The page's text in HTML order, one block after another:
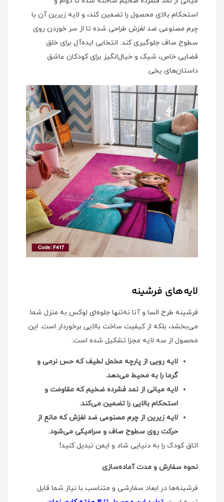
استحکام بالای محصول را تضمین کند، و لایه زیرین آن با
چرم مصنوعی ضد لغزش طراحی شده تا از سر خوردن روی
سطوح صاف جلوگیری کند. انتخابی ایده‌آل برای خلق
فضایی خاص، شیک و خیال‌انگیز برای کودکان عاشق
داستان‌های یخی.
لایه‌های فرشینه
فرشینه طرح السا و آنا نه‌تنها جلوه‌ای لوکس به منزل شما
می‌بخشد، بلکه از کیفیت ساخت بالایی برخوردار است. این
محصول از سه لایه مجزا تشکیل شده است:
لایه رویی از پارچه مخمل لطیف که حس نرمی و
گرما را به محیط می‌دهد.
لایه میانی از نمد فشرده ضخیم که مقاومت و
استحکام بالایی را تضمین می‌کند.
لایه زیرین از چرم مصنوعی ضد لغزش که مانع از
حرکت روی سطوح صاف و سرامیکی می‌شود.
اتاق کودک را به دنیایی شاد و ایمن تبدیل کنید!
نحوه سفارش و مدت آماده‌سازی
فرشینه‌ها در ابعاد سفارشی و متناسب با نیاز شما قابل